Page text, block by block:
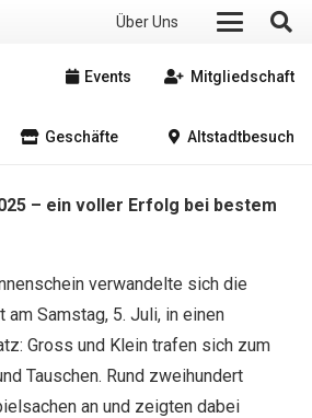
Über Uns
Events Mitgliedschaft
Geschäfte Altstadtbesuch
– ein voller Erfolg bei bestem
verwandelte sich die
Samstag, 5. Juli, in einen
Gross und Klein trafen sich zum
Tauschen. Rund zweihundert
an und zeigten dabei